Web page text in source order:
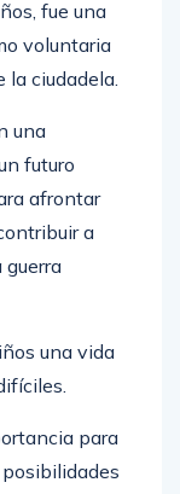
fue una
voluntaria
la ciudadela.
una
futuro
afrontar
a
guerra
una vida
para